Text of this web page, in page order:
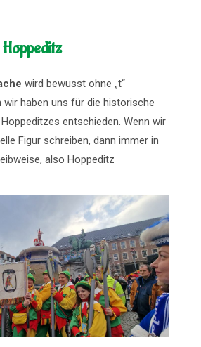
wird bewusst ohne „t“
wir haben uns für die historische
entschieden. Wenn wir
Figur schreiben, dann immer in
also Hoppeditz